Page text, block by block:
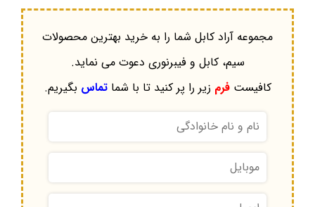
مجموعه آراد کابل شما را به خرید بهترین محصولات
سیم، کابل و فیبرنوری دعوت می نماید.
کافیستفرم زیر را پر کنید تا با شماتماس بگیریم.